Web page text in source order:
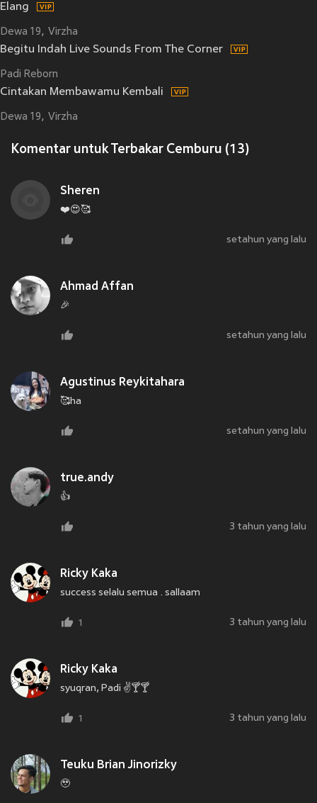
Elang
Dewa 19 Virzha
Begitu Indah Live Sounds From The Corner
Padi Reborn
Cintakan Membawamu Kembali
Dewa 19 Virzha
Komentar untuk Terbakar Cemburu (13)
Sheren
❤️😍🥰
setahun yang lalu
Ahmad Affan
🎉
setahun yang lalu
Agustinus Reykitahara
🥰ha
setahun yang lalu
true.andy
👍
3 tahun yang lalu
Ricky Kaka
success selalu semua . sallaam
1 3 tahun yang lalu
Ricky Kaka
syuqran, Padi ✌️🍸🍸
1 3 tahun yang lalu
Teuku Brian Jinorizky
🥹